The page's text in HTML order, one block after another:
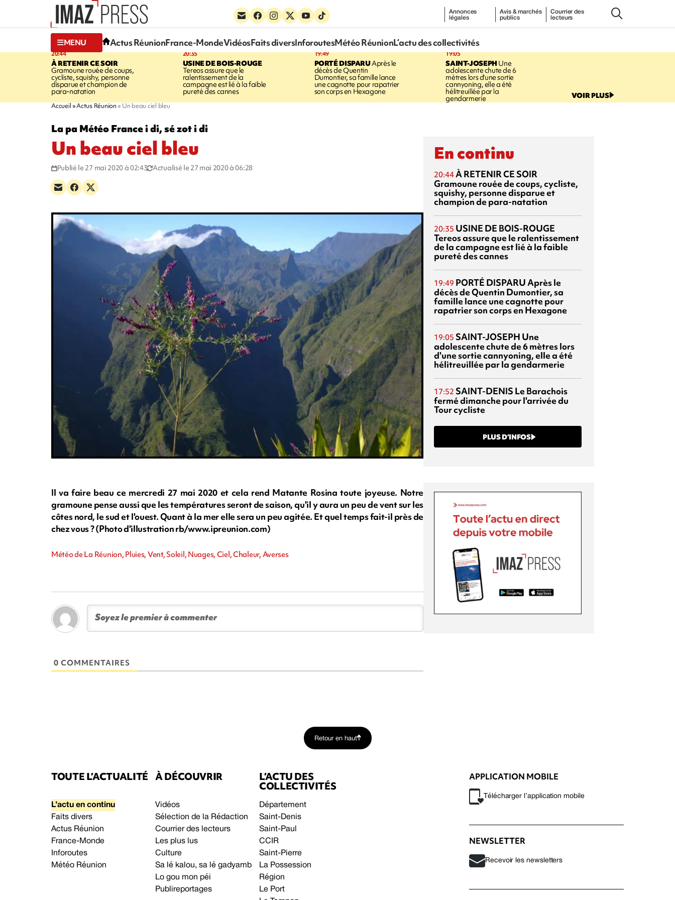
Annonces
légales
Avis & marchés
publics
Courrier des
lecteurs
MENU Actus RéunionFrance-MondeVidéosFaits diversInforoutesMétéo RéunionL’actu des collectivités
20:44
À RETENIR CE SOIR
Gramoune rouée de coups,
cycliste, squishy, personne
disparue et champion de
para-natation
20:35
USINE DE BOIS-ROUGE
Tereos assure que le
ralentissement de la
campagne est lié à la faible
pureté des cannes
19:49
PORTÉ DISPARUAprès le
décès de Quentin
Dumontier, sa famille lance
une cagnotte pour rapatrier
son corps en Hexagone
19:05
SAINT-JOSEPHUne
adolescente chute de 6
mètres lors d'une sortie
cannyoning, elle a été
hélitreuillée par la
gendarmerie VOIR PLUS
Accueil Actus Réunion Un beau ciel bleu
La pa Météo France i di, sé zot i di
Un beau ciel bleu
Publié le 27 mai 2020 à 02:43 Actualisé le 27 mai 2020 à 06:28
Il va faire beau ce mercredi 27 mai 2020 et cela rend Matante Rosina toute joyeuse. Notre
gramoune pense aussi que les températures seront de saison, qu'il y aura un peu de vent sur les
côtes nord, le sud et l'ouest. Quant à la mer elle sera un peu agitée. Et quel temps fait-il près de
chez vous ? (Photo d'illustration rb/www.ipreunion.com)
Météo de La Réunion, Pluies, Vent, Soleil, Nuages, Ciel, Chaleur, Averses
0 COMMENTAIRES
En continu
20:44À RETENIR CE SOIR
Gramoune rouée de coups, cycliste,
squishy, personne disparue et
champion de para-natation
20:35 USINE DE BOIS-ROUGE
Tereos assure que le ralentissement
de la campagne est lié à la faible
pureté des cannes
19:49 PORTÉ DISPARUAprès le
décès de Quentin Dumontier, sa
famille lance une cagnotte pour
rapatrier son corps en Hexagone
19:05 SAINT-JOSEPH Une
adolescente chute de 6 mètres lors
d'une sortie cannyoning, elle a été
hélitreuillée par la gendarmerie
17:52 SAINT-DENIS Le Barachois
fermé dimanche pour l'arrivée du
Tour cycliste
PLUS D’INFOS
Retour en haut
TOUTE L’ACTUALITÉ
L’actu en continu
Faits divers
Actus Réunion
France-Monde
Inforoutes
Météo Réunion
À DÉCOUVRIR
Vidéos
Sélection de la Rédaction
Courrier des lecteurs
Les plus lus
Culture
Sa lé kalou, sa lé gadyamb
Lo gou mon péi
Publireportages
L’ACTU DES
COLLECTIVITÉS
Département
Saint-Denis
Saint-Paul
CCIR
Saint-Pierre
La Possession
Région
Le Port
APPLICATION MOBILE
Télécharger l’application mobile
NEWSLETTER
Recevoir les newsletters